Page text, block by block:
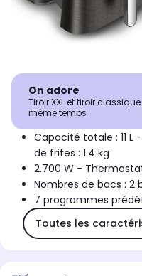
On adore
Tiroir XXL et tiroir
même temps
Capacité totale : 11 L
de frites : 1.4 kg
2.700 W -
Nombres de bacs : 2
7 programmes
Toutes les